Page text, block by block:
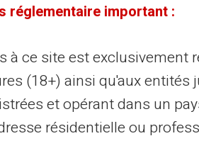
lien direct avec un compte
pour les
réglementaire important :
à ce site est exclusivement
(18+) ainsi qu'aux entités
et opérant dans un
résidentielle ou